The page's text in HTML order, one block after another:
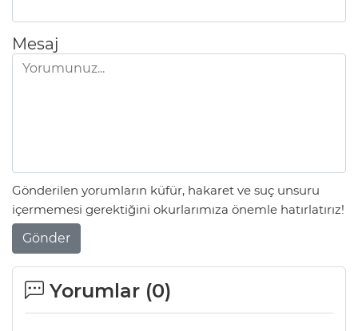
Mesaj
Gönderilen yorumların küfür, hakaret ve suç unsuru
içermemesi gerektiğini okurlarımıza önemle hatırlatırız!
Gönder
Yorumlar (0)